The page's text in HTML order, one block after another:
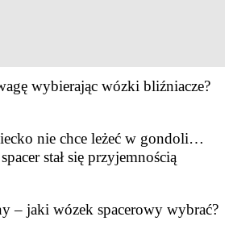
wybierając wózki bliźniacze?
nie chce leżeć w gondoli…
stał się przyjemnością
– jaki wózek spacerowy wybrać?